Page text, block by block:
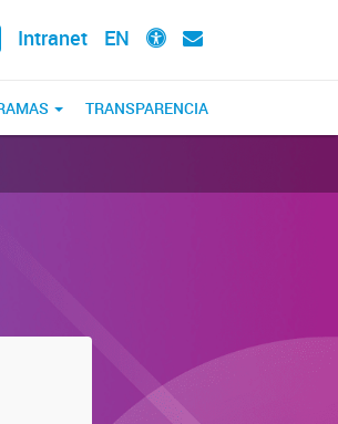
Intranet EN
TRANSPARENCIA